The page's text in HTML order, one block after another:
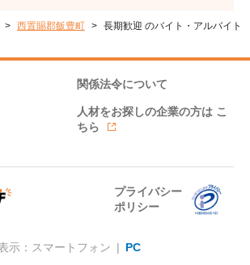
西置賜郡飯豊町
長期歓迎 のバイト・アルバイト
関係法令について
人材をお探しの企業の方は こ
ちら
プライバシー
ポリシー
示：スマートフォン | PC